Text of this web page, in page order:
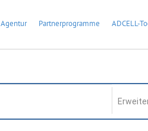
Agentur Partnerprogramme ADCELL-